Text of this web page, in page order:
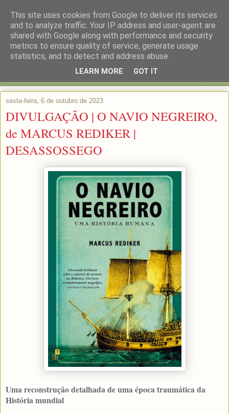
sexta-feira, 6 de outubro de 2023
DIVULGAÇÃO | O NAVIO NEGREIRO,
de MARCUS REDIKER |
DESASSOSSEGO
Uma reconstrução detalhada de uma época traumática da
História mundial
This site uses cookies from Google to deliver its services
and to analyze traffic. Your IP address and user-agent are
shared with Google along with performance and security
metrics to ensure quality of service, generate usage
statistics, and to detect and address abuse.
LEARN MORE GOT IT